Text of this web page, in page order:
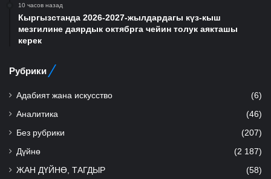
10 часов назад
Кыргызстанда 2026-2027-жылдардагы күз-кыш
мезгилине даярдык октябрга чейин толук аякташы
керек
Рубрики
Адабият жана искусство (6)
Аналитика (46)
Без рубрики (207)
Дүйнө (2 187)
ЖАН ДҮЙНӨ, ТАГДЫР (58)